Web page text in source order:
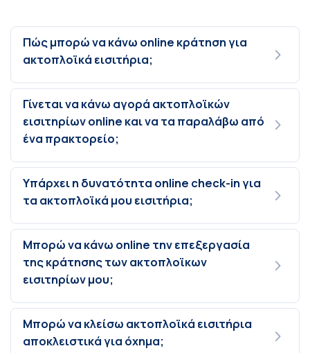
Πώς μπορώ να κάνω online κράτηση για
ακτοπλοϊκά εισιτήρια;
Γίνεται να κάνω αγορά ακτοπλοϊκών
εισιτηρίων online και να τα παραλάβω από
ένα πρακτορείο;
Υπάρχει η δυνατότητα online check-in για
τα ακτοπλοϊκά μου εισιτήρια;
Μπορώ να κάνω online την επεξεργασία
της κράτησης των ακτοπλοϊκων
εισιτηρίων μου;
Μπορώ να κλείσω ακτοπλοϊκά εισιτήρια
αποκλειστικά για όχημα;